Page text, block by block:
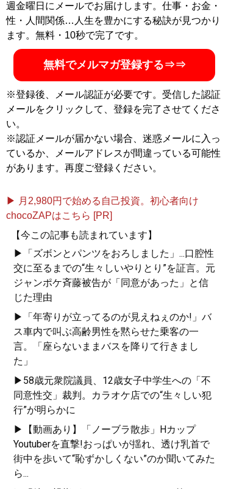
週金曜日にメールでお届けします。仕事・お金・
性・人間関係…人生を豊かにする秘訣が見つかり
ます。無料・10秒で完了です。
無料でメルマガ登録する⇒⇒
※登録後、メール認証が必要です。受信した認証
メールをクリックして、登録を完了させてくださ
い。
※認証メールが届かない場合、迷惑メールに入っ
ているか、メールアドレスが間違っている可能性
があります。再度ご登録ください。
▶ 月2,980円で始める自己投資。初心者向け
chocoZAPはこちら [PR]
【今この記事も読まれています】
▶「ズボンとパンツをおろしました」...口腔性
交に至るまでの“生々しいやりとり”を証言。元
ジャンポケ斉藤被告が「同意があった」と信
じた理由
▶「年寄りが立ってるのが見えねぇのか!」バ
ス車内で叫ぶ高齢男性を黙らせた乗客の一
言。「座らないままバスを降りて行きまし
た」
▶58歳元衆院議員、12歳女子中学生への「不
同意性交」裁判。カラオケ店での“生々しい犯
行”が明らかに
▶【動画あり】「ノーブラ散歩」Hカップ
Youtuberを直撃!おっぱいが揺れ、透け乳首で
街中を歩いて“恥ずかしくない”のか聞いてみた
ら...